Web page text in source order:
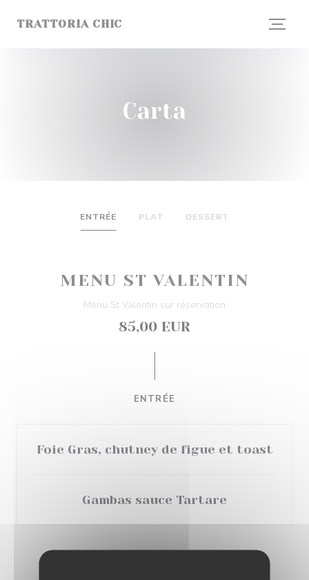
TRATTORIA CHIC
Carta
ENTRÉE PLAT DESSERT
MENU ST VALENTIN
Menu St Valentin sur réservation
85,00 EUR
ENTRÉE
Foie Gras, chutney de figue et toast
Gambas sauce Tartare